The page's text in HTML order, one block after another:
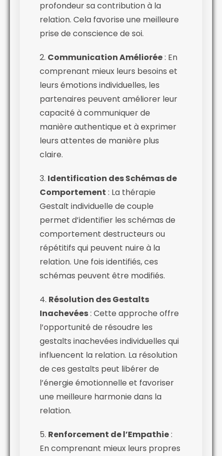
profondeur sa contribution à la
relation. Cela favorise une meilleure
prise de conscience de soi.
2. Communication Améliorée: En
comprenant mieux leurs besoins et
leurs émotions individuelles, les
partenaires peuvent améliorer leur
capacité à communiquer de
manière authentique et à exprimer
leurs attentes de manière plus
claire.
3. Identification des Schémas de
Comportement : La thérapie
Gestalt individuelle de couple
permet d’identifier les schémas de
comportement destructeurs ou
répétitifs qui peuvent nuire à la
relation. Une fois identifiés, ces
schémas peuvent être modifiés.
4. Résolution des Gestalts
Inachevées: Cette approche offre
l’opportunité de résoudre les
gestalts inachevées individuelles qui
influencent la relation. La résolution
de ces gestalts peut libérer de
l’énergie émotionnelle et favoriser
une meilleure harmonie dans la
relation.
5. Renforcement de l’Empathie:
En comprenant mieux leurs propres